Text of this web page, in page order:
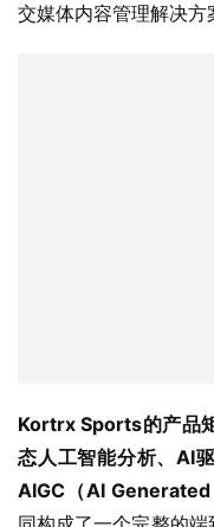
交媒体内容管理解决方
态人工智能分析、AI
AIGC（AI
同构成了一个完整的
在帮助体育行业客户